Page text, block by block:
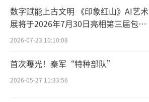
数字赋能上古文明 《印象红山》AI艺术
展将于2026年7月30日亮相第三届包头
艺博会
2026-07-23 10:10:08
首次曝光！秦军“特种部队”
2026-05-27 11:33:56